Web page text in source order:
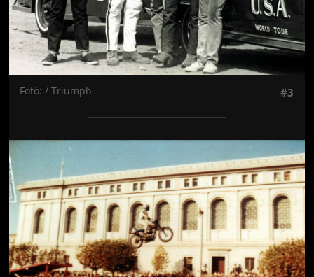
Fotó: / Triumph #3
Jön még kép!